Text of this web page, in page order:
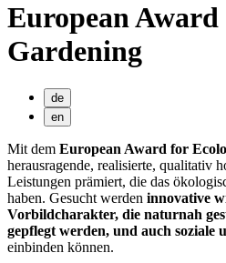
European
Gardening
de
en
Mit dem European Award for
herausragende, realisierte, qualitativ
Leistungen prämiert, die das
haben. Gesucht werden innovative
Vorbildcharakter, die naturnah
gepflegt werden, und auch soziale
einbinden können.